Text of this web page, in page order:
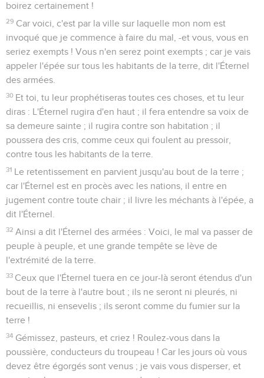
boirez certainement !
29 Car voici, c'est par la ville sur laquelle mon nom est
invoqué que je commence à faire du mal, -et vous, vous en
seriez exempts ! Vous n'en serez point exempts ; car je vais
appeler l'épée sur tous les habitants de la terre, dit l'Éternel
des armées.
30 Et toi, tu leur prophétiseras toutes ces choses, et tu leur
diras : L'Éternel rugira d'en haut ; il fera entendre sa voix de
sa demeure sainte ; il rugira contre son habitation ; il
poussera des cris, comme ceux qui foulent au pressoir,
contre tous les habitants de la terre.
31 Le retentissement en parvient jusqu'au bout de la terre ;
car l'Éternel est en procès avec les nations, il entre en
jugement contre toute chair ; il livre les méchants à l'épée, a
dit l'Éternel.
32 Ainsi a dit l'Éternel des armées : Voici, le mal va passer de
peuple à peuple, et une grande tempête se lève de
l'extrémité de la terre.
33 Ceux que l'Éternel tuera en ce jour-là seront étendus d'un
bout de la terre à l'autre bout ; ils ne seront ni pleurés, ni
recueillis, ni ensevelis ; ils seront comme du fumier sur la
terre !
34 Gémissez, pasteurs, et criez ! Roulez-vous dans la
poussière, conducteurs du troupeau ! Car les jours où vous
devez être égorgés sont venus ; je vais vous disperser, et